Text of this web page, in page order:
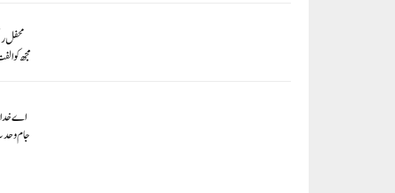
محفل
مجھ کو
اے خدا
جام